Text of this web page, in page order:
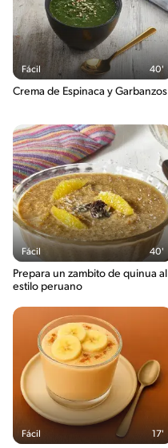
Fácil 40'
Crema de Espinaca y Garbanzos
Fácil 40'
Prepara un zambito de quinua al
estilo peruano
Fácil 17'